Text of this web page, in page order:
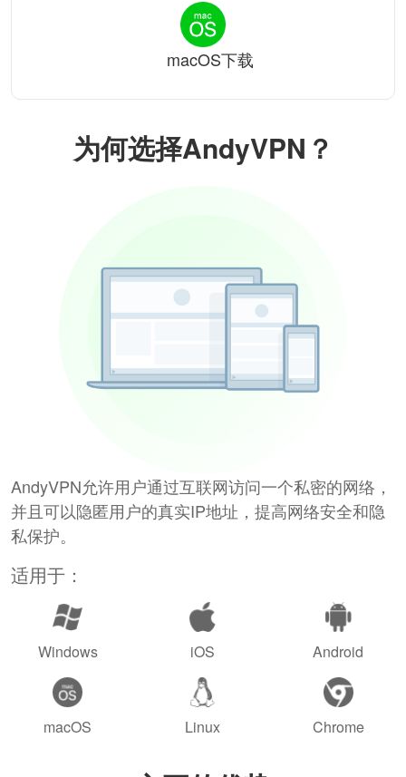
为何选择AndyVPN？
AndyVPN允许用户通过互联网访问一个私密的网络，
并且可以隐匿用户的真实IP地址，提高网络安全和隐
私保护。
适用于：
Windows iOS Android
macOS Linux Chrome
macOS下载